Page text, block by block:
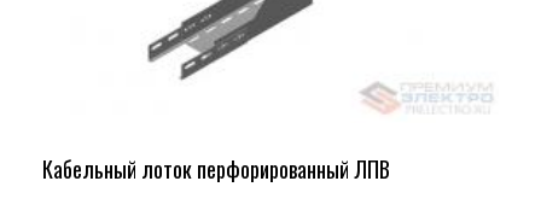
Кабельный лоток перфорированный ЛПВ